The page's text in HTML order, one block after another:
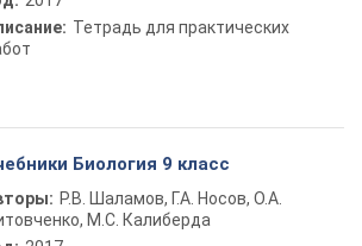
Тетрадь для практических
Биология 9 класс
Р.В. Шаламов, Г.А. Носов, О.А.
М.С. Калиберда